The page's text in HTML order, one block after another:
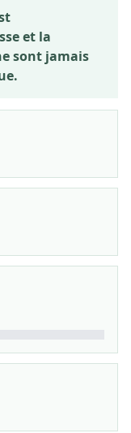
et la
sont jamais